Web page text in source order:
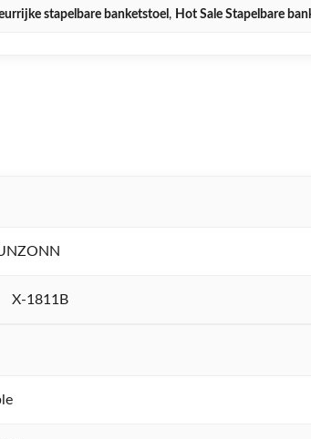
stapelbare banketstoel , Hot Sale Stapelbare
X-1811B